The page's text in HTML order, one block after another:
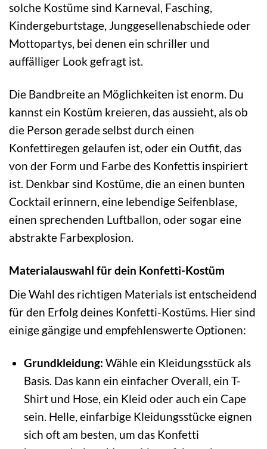
solche Kostüme sind Karneval, Fasching,
Kindergeburtstage, Junggesellenabschiede oder
Mottopartys, bei denen ein schriller und
auffälliger Look gefragt ist.
Die Bandbreite an Möglichkeiten ist enorm. Du
kannst ein Kostüm kreieren, das aussieht, als ob
die Person gerade selbst durch einen
Konfettiregen gelaufen ist, oder ein Outfit, das
von der Form und Farbe des Konfettis inspiriert
ist. Denkbar sind Kostüme, die an einen bunten
Cocktail erinnern, eine lebendige Seifenblase,
einen sprechenden Luftballon, oder sogar eine
abstrakte Farbexplosion.
Materialauswahl für dein Konfetti-Kostüm
Die Wahl des richtigen Materials ist entscheidend
für den Erfolg deines Konfetti-Kostüms. Hier sind
einige gängige und empfehlenswerte Optionen:
Grundkleidung: Wähle ein Kleidungsstück als
Basis. Das kann ein einfacher Overall, ein T-
Shirt und Hose, ein Kleid oder auch ein Cape
sein. Helle, einfarbige Kleidungsstücke eignen
sich oft am besten, um das Konfetti